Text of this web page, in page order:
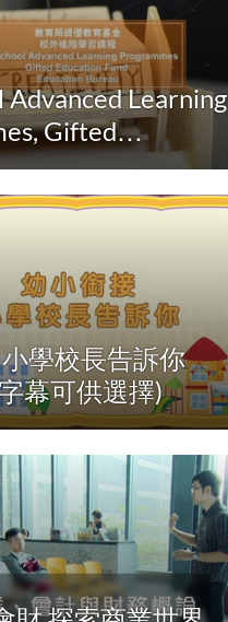
Advanced Learning
Gifted…
學校長告訴你
幕可供選擇)